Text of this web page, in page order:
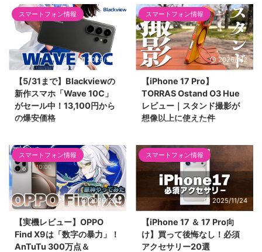
スマートフォン情報
2026/5/24
【5/31まで】Blackviewの
新作スマホ「Wave 10C」
がセール中！13,100円から
の爆安価格
ホ「Wave 10C」のセール情報を
お届けします。5月31日（日）ま
で、32GBモデルが13,100円、
128GBモデルが16,100円の特別
価格で購入可能。動画視聴や電子
書籍、お子様用など、サブ端末と
して「ちょうどいい」スペックと
価格のバランスを詳しく解説しま
す。
スマートフォン情報
2026/4/2
【iPhone 17 Pro】
TORRAS Ostand O3 Hue
レビュー｜スタンド撮影が
想像以上に使えた件
る時ぐらいしか役に立たない」と
思っていた私が考えを改めた話。
TORRAS「Ostand O3 Hue」を
iPhone 17 Proで使ってわかっ
た、スタンド撮影の便利さと素
材・耐衝撃性能を正直レビューし
ます。
スマートフォン情報
2026/2/11
【実機レビュー】OPPO
Find X9は「数字の暴力」！
AnTuTu 300万点＆
スマートフォン情報
2025/11/24
【iPhone 17 ＆ 17 Pro向
け】買って後悔なし！必須
アクセサリー20選